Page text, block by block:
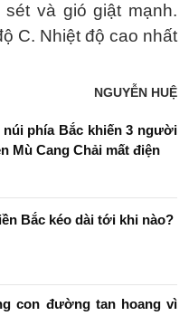
và gió giật mạnh.
C. Nhiệt độ cao nhất
NGUYỄN HUỆ
phía Bắc khiến 3 người
Mù Cang Chải mất điện
Bắc kéo dài tới khi nào?
con đường tan hoang vì